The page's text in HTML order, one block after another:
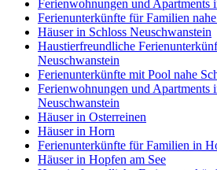
Ferienwohnungen und Apartments
Ferienunterkünfte für Familien
Häuser in Schloss Neuschwanstein
Haustierfreundliche
Neuschwanstein
Ferienunterkünfte mit Pool nahe
Ferienwohnungen und Apartments
Neuschwanstein
Häuser in Osterreinen
Häuser in Horn
Ferienunterkünfte für Familien in
Häuser in Hopfen am See